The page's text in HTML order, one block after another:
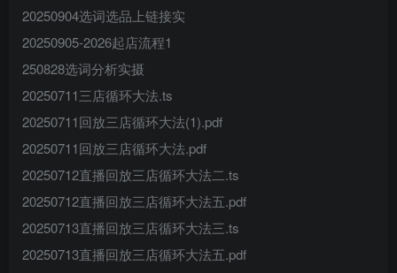
20250904选词选品上链接实
20250905-2026起店流程1
250828选词分析实摄
20250711三店循环大法.ts
20250711回放三店循环大法(1).pdf
20250711回放三店循环大法.pdf
20250712直播回放三店循环大法二.ts
20250712直播回放三店循环大法五.pdf
20250713直播回放三店循环大法三.ts
20250713直播回放三店循环大法五.pdf